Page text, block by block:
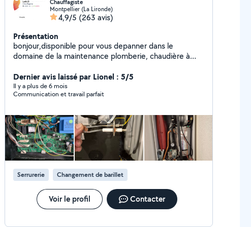
Chauffagiste
Montpellier (La Lironde)
4,9/5 (263 avis)
Présentation
bonjour,disponible pour vous depanner dans le
domaine de la maintenance plomberie, chaudière à
,cuisine, sdb . Réparation fuite d'eau. Remplacement
mécanisme wc.
Dernier avis laissé par Lionel : 5/5
Il y a plus de 6 mois
Communication et travail parfait
Serrurerie Changement de barillet
Voir le profil Contacter